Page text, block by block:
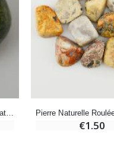
Pierre Naturelle Roulée d'Agate Indienne - 2cm
€1.50